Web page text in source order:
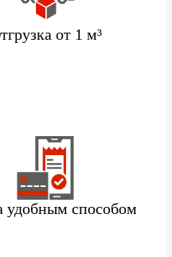
от 1 м³
удобным способом